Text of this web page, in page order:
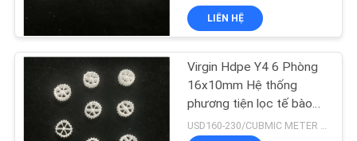
YÊU
CẦU
ĐẶT
Phương tiện lọc
HDPE
21
LIÊN HỆ
Virgin Hdpe Y4 6 Phòng
16x10mm Hệ thống
phương tiện lọc tế bào
sinh học